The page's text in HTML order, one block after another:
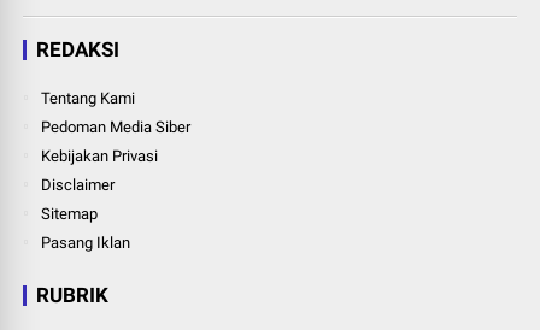
REDAKSI
Tentang Kami
Pedoman Media Siber
Kebijakan Privasi
Disclaimer
Sitemap
Pasang Iklan
RUBRIK